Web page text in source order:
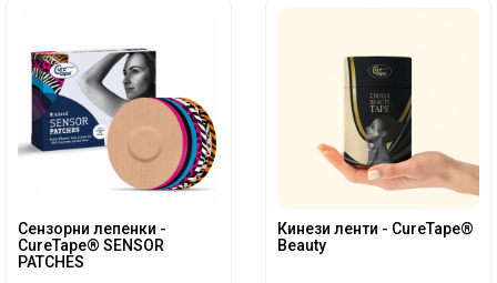
Сензорни лепенки -
CureTape® SENSOR
PATCHES
Кинези ленти - CureTape®
Beauty